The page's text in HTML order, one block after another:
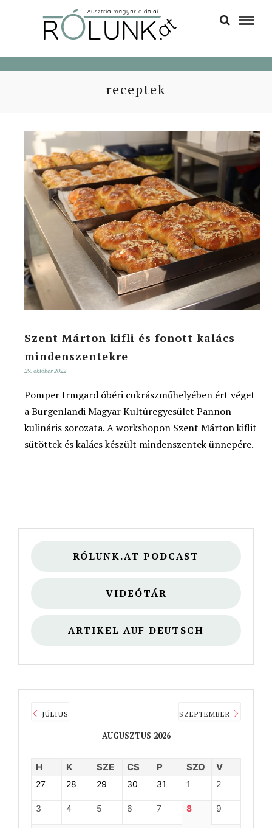
receptek
Szent Márton kifli és fonott kalács
mindenszentekre
29. október 2022
Pomper Irmgard óbéri cukrászműhelyében ért véget
a Burgenlandi Magyar Kultúregyesület Pannon
kulináris sorozata. A workshopon Szent Márton kiflit
sütöttek és kalács készült mindenszentek ünnepére.
RÓLUNK.AT PODCAST
VIDEÓTÁR
ARTIKEL AUF DEUTSCH
JÚLIUS
AUGUSZTUS 2026
SZEPTEMBER
H K SZE CS P SZO V
27 28 29 30 31 1 2
3 4 5 6 7 8 9